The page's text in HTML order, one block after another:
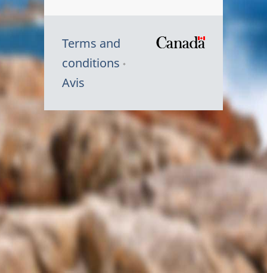
Terms and
conditions
Avis
Symbole
du
Canada